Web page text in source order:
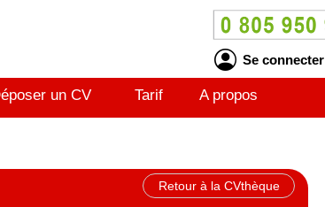
Se connecter
un CV Tarif A propos
Retour à la CVthèque